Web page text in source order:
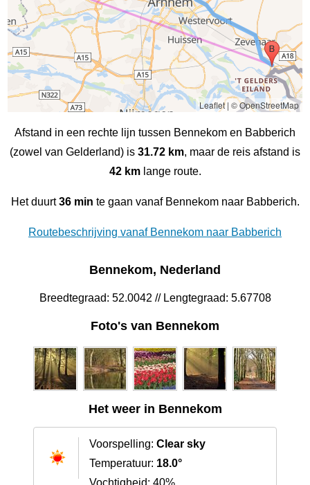
Leaflet| © OpenStreetMap
Afstand in een rechte lijn tussen Bennekom en Babberich
(zowel van Gelderland) is 31.72 km, maar de reis afstand is
42 kmlange route.
Het duurt36 min te gaan vanaf Bennekom naar Babberich.
Routebeschrijving vanaf Bennekom naar Babberich
Bennekom, Nederland
Breedtegraad: 52.0042 // Lengtegraad: 5.67708
Foto's van Bennekom
Het weer in Bennekom
Voorspelling: Clear sky
Temperatuur: 18.0°